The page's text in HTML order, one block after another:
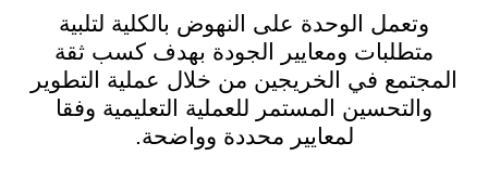
وتعمل الوحدة على النهوض بالكلية لتلبية
متطلبات ومعايير الجودة بهدف كسب ثقة
المجتمع في الخريجين من خلال عملية التطوير
والتحسين المستمر للعملية التعليمية وفقا
لمعايير محددة وواضحة.